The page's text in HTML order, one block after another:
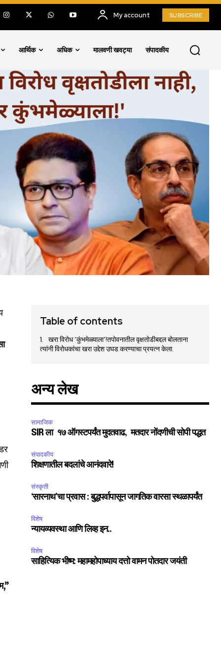
SUBSCRIBE
the
My account SUBSCRIBE
आर्थिक अधिक मालवणी खवट्या संपादकीय
Table of contents
खरा विरोध ‘कुंभमेळ्याला’!तपोवनातील वृक्षतोडीबद्दल बोलताना
त्यांनी विरोधकांचा खरा उद्देश उघड करण्याचा प्रयत्न केला.
अन्य लेख
सामाजिक
SIR ला १७ ऑगस्टपर्यंत मुदतवाढ, मतदार नोंदणीची सोपी पद्धत
संपादकीय
शिक्षणातील बदलांचे आनंदवारे!
संस्कृती
‘सारनाथ’चा प्रवास : बुद्धपर्वापासून जागतिक वारसा स्थळापर्यंत
विशेष
न्यायव्यवस्था आणि लिव्ह इन..
विशेष
साहित्यिक भीष्म: महामहोपाध्याय दत्तो वामन पोतदार जयंती